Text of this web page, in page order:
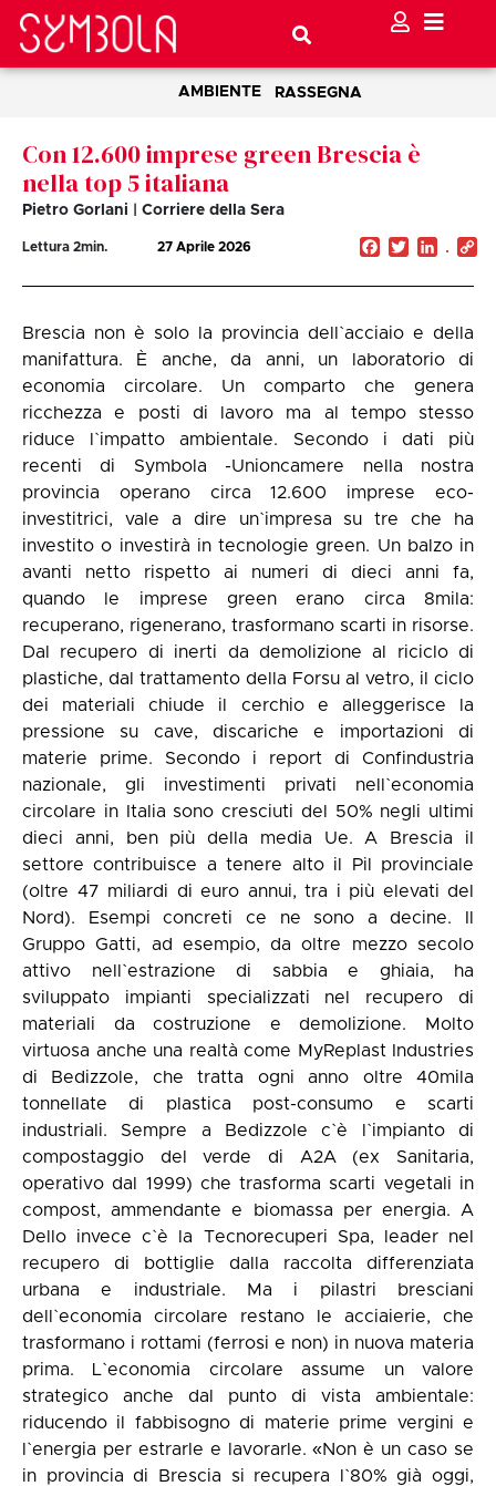
AMBIENTE RASSEGNA
Con 12.600 imprese green Brescia è
nella top 5 italiana
Pietro Gorlani | Corriere della Sera
Lettura 2min. 27 Aprile 2026 Facebook
Twitter
Brescia non è solo la provincia dell`acciaio e della
manifattura. È anche, da anni, un laboratorio di
economia circolare. Un comparto che genera
ricchezza e posti di lavoro ma al tempo stesso
riduce l`impatto ambientale. Secondo i dati più
recenti di Symbola -Unioncamere nella nostra
provincia operano circa 12.600 imprese eco-
investitrici, vale a dire un`impresa su tre che ha
investito o investirà in tecnologie green. Un balzo in
avanti netto rispetto ai numeri di dieci anni fa,
quando le imprese green erano circa 8mila:
recuperano, rigenerano, trasformano scarti in risorse.
Dal recupero di inerti da demolizione al riciclo di
plastiche, dal trattamento della Forsu al vetro, il ciclo
dei materiali chiude il cerchio e alleggerisce la
pressione su cave, discariche e importazioni di
materie prime. Secondo i report di Confindustria
nazionale, gli investimenti privati nell`economia
circolare in Italia sono cresciuti del 50% negli ultimi
dieci anni, ben più della media Ue. A Brescia il
settore contribuisce a tenere alto il Pil provinciale
(oltre 47 miliardi di euro annui, tra i più elevati del
Nord). Esempi concreti ce ne sono a decine. Il
Gruppo Gatti, ad esempio, da oltre mezzo secolo
attivo nell`estrazione di sabbia e ghiaia, ha
sviluppato impianti specializzati nel recupero di
materiali da costruzione e demolizione. Molto
virtuosa anche una realtà come MyReplast Industries
di Bedizzole, che tratta ogni anno oltre 40mila
tonnellate di plastica post-consumo e scarti
industriali. Sempre a Bedizzole c`è l`impianto di
compostaggio del verde di A2A (ex Sanitaria,
operativo dal 1999) che trasforma scarti vegetali in
compost, ammendante e biomassa per energia. A
Dello invece c`è la Tecnorecuperi Spa, leader nel
recupero di bottiglie dalla raccolta differenziata
urbana e industriale. Ma i pilastri bresciani
dell`economia circolare restano le acciaierie, che
trasformano i rottami (ferrosi e non) in nuova materia
prima. L`economia circolare assume un valore
strategico anche dal punto di vista ambientale:
riducendo il fabbisogno di materie prime vergini e
l`energia per estrarle e lavorarle. «Non è un caso se
in provincia di Brescia si recupera l`80% già oggi,